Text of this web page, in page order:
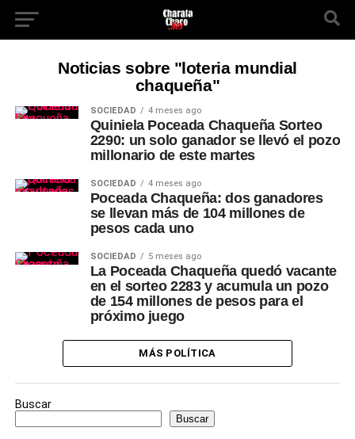
Noticias sobre "loteria mundial
chaqueña"
SOCIEDAD 4 meses ago
Quiniela Poceada Chaqueña Sorteo
2290: un solo ganador se llevó el pozo
millonario de este martes
SOCIEDAD 4 meses ago
Poceada Chaqueña: dos ganadores
se llevan más de 104 millones de
pesos cada uno
SOCIEDAD 5 meses ago
La Poceada Chaqueña quedó vacante
en el sorteo 2283 y acumula un pozo
de 154 millones de pesos para el
próximo juego
MÁS POLÍTICA
Buscar
Buscar